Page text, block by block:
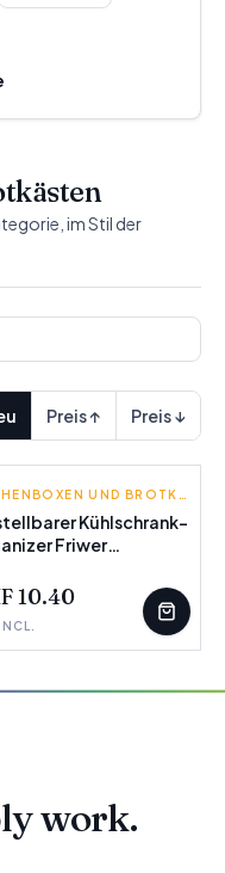
im Stil der
Preis ↑ Preis ↓
KÜCHENBOXEN UND BROTKÄSTEN
Kühlschrank-
Friwer
10.40
work.